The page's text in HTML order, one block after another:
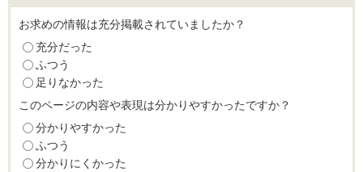
お求めの情報は充分掲載されていましたか？
充分だった
ふつう
足りなかった
このページの内容や表現は分かりやすかったですか？
分かりやすかった
ふつう
分かりにくかった